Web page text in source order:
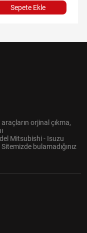
Sepete Ekle
orjinal çıkma,
Mitsubishi - Isuzu
bulamadığınız